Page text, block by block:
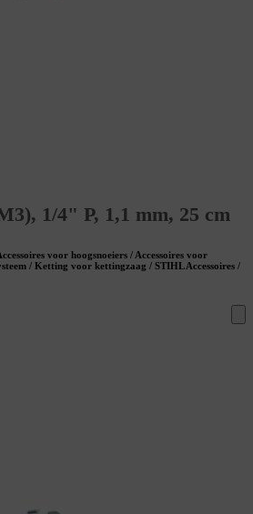
1/4" P, 1,1 mm, 25 cm
voor hoogsnoeiers / Accessoires voor
/ Ketting voor kettingzaag / STIHL Accessoires /